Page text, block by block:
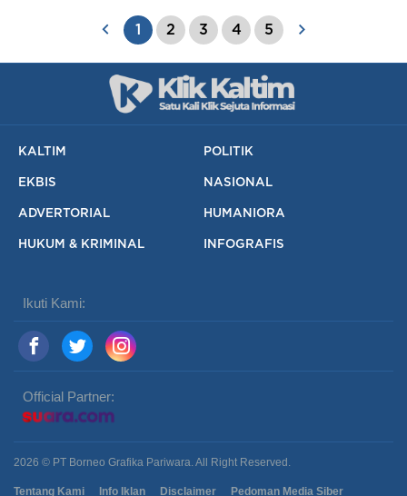
1 2 3 4 5
KALTIM POLITIK
EKBIS NASIONAL
ADVERTORIAL HUMANIORA
HUKUM & KRIMINAL INFOGRAFIS
Ikuti Kami:
Official Partner:
2026 © PT Borneo Grafika Pariwara. All Right Reserved.
Tentang Kami Info Iklan Disclaimer Pedoman Media Siber